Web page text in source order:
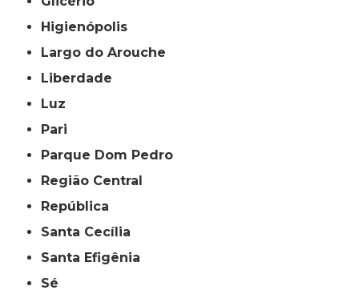
Higienópolis
Largo do Arouche
Liberdade
Luz
Pari
Parque Dom Pedro
Região Central
República
Santa Cecília
Santa Efigênia
Sé